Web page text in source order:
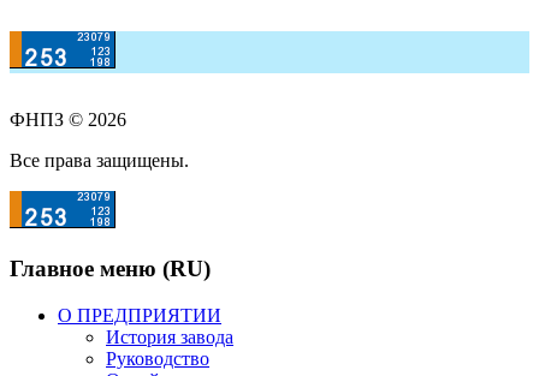
ФНПЗ © 2026
Все права защищены.
Главное меню (RU)
О ПРЕДПРИЯТИИ
История завода
Руководство